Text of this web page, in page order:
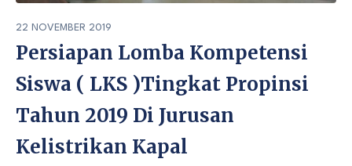
22 NOVEMBER 2019
Persiapan Lomba Kompetensi
Siswa ( LKS )Tingkat Propinsi
Tahun 2019 Di Jurusan
Kelistrikan Kapal